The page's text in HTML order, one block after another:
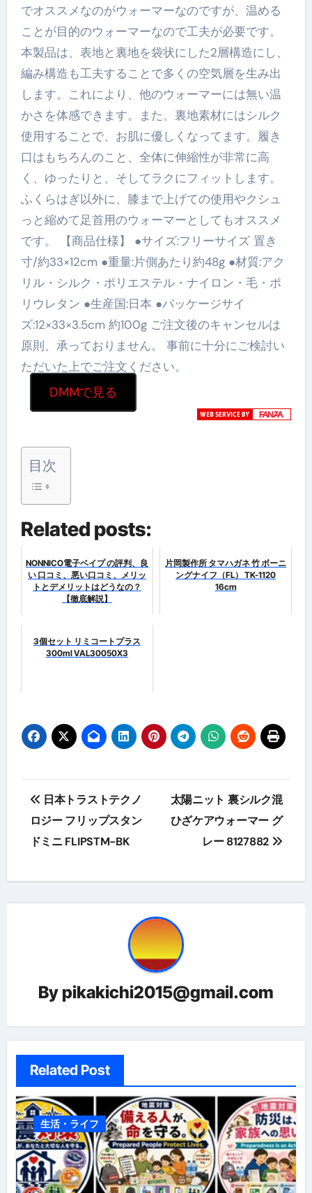
でオススメなのがウォーマーなのですが、温める
ことが目的のウォーマーなので工夫が必要です。
本製品は、表地と裏地を袋状にした2層構造にし、
編み構造も工夫することで多くの空気層を生み出
します。これにより、他のウォーマーには無い温
かさを体感できます。また、裏地素材にはシルク
使用することで、お肌に優しくなってます。履き
口はもちろんのこと、全体に伸縮性が非常に高
く、ゆったりと、そしてラクにフィットします。
ふくらはぎ以外に、膝まで上げての使用やクシュ
っと縮めて足首用のウォーマーとしてもオススメ
です。 【商品仕様】 ●サイズ:フリーサイズ 置き
寸/約33×12cm ●重量:片側あたり約48g ●材質:アク
リル・シルク・ポリエステル・ナイロン・毛・ポ
リウレタン ●生産国:日本 ●パッケージサイ
ズ:12×33×3.5cm 約100g ご注文後のキャンセルは
原則、承っておりません。 事前に十分にご検討い
ただいた上でご注文ください。
DMMで見る
目次
Related posts:
NONNICO電子ベイプ の評判、良
い 口コミ、悪い口コミ、メリッ
トとデメリットはどうなの？
【徹底解説】
片岡製作所 タマハガネ 竹 ボーニ
ングナイフ（FL） TK-1120
16cm
3個セット リミコートプラス
300ml VAL30050X3
投
稿
ナ
ビ
ゲ
ョ
ン
日本トラストテクノ
ロジー フリップスタン
ドミニ FLIPSTM-BK
太陽ニット 裏シルク混
ひざケアウォーマー グ
レー 8127882
By pikakichi2015@gmail.com
Related Post
生活・ライフ